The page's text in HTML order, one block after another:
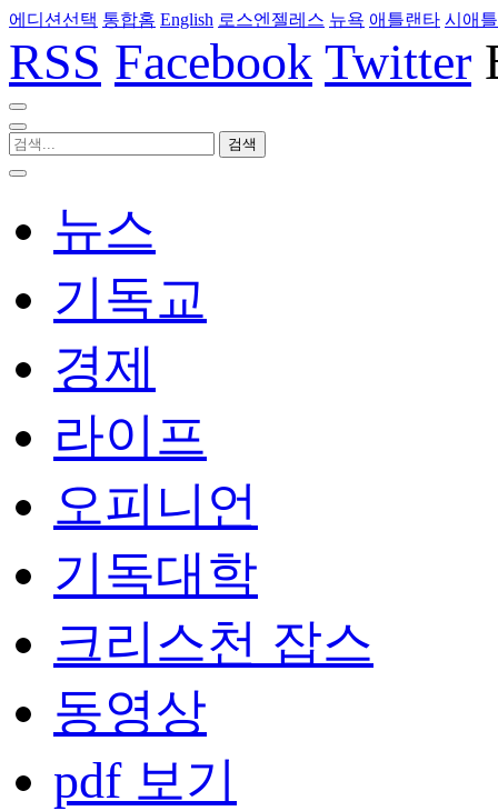
에디션선택 통합홈 English 로스엔젤레스 뉴욕 애틀랜타 시애틀
RSS Facebook Twitter
뉴스
기독교
경제
라이프
오피니언
기독대학
크리스천 잡스
동영상
pdf 보기